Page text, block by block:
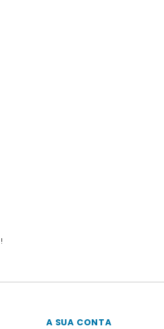
!
A SUA CONTA